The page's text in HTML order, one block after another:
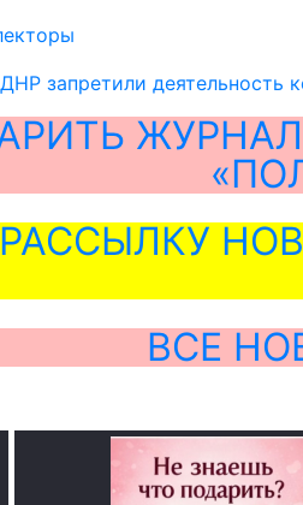
запретили деятельность
ВСЕ